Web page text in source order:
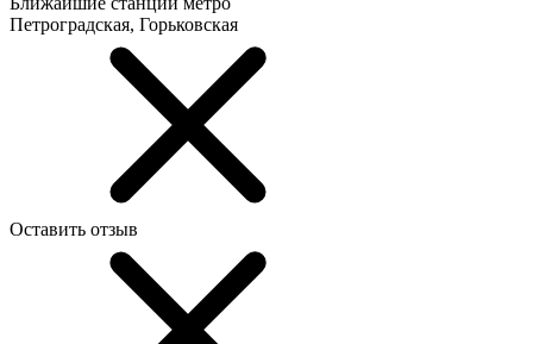
Петроградская, Горьковская
Оставить отзыв